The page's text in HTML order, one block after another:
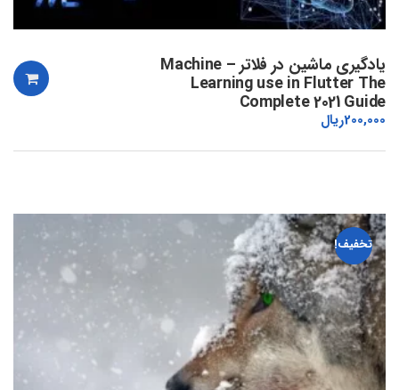
یادگیری ماشین در فلاتر – Machine
Learning use in Flutter The
Complete 2021 Guide
200,000ریال
تخفیف!